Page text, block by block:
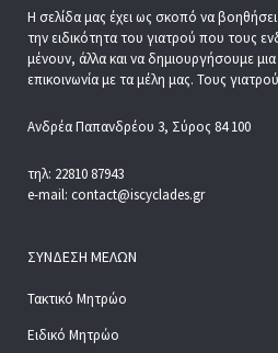
Η σελίδα μας έχει ως σκοπό να
την ειδικότητα του γιατρού που τους
μένουν, άλλα και να δημιουργήσουμε
επικοινωνία με τα μέλη μας. Τους
Ανδρέα Παπανδρέου 3, Σύρος 84 100
τηλ: 22810 87943
e-mail: contact@iscyclades.gr
ΣΎΝΔΕΣΗ ΜΕΛΏΝ
Τακτικό Μητρώο
Ειδικό Μητρώο